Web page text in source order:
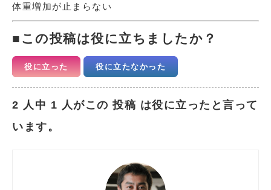
体重増加が止まらない
この投稿は役に立ちましたか？
役に立った 役に立たなかった
2 人中 1 人がこの 投稿 は役に立ったと言って
います。